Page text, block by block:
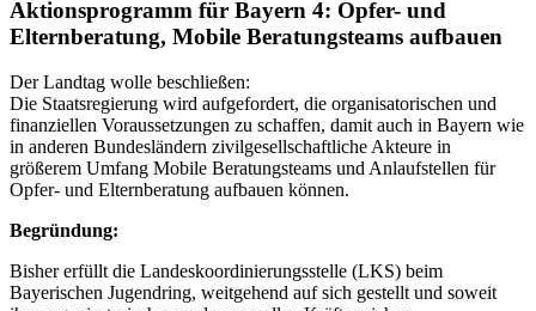
Aktionsprogramm für Bayern 4: Opfer- und
Elternberatung, Mobile Beratungsteams aufbauen
Der Landtag wolle beschließen:
Die Staatsregierung wird aufgefordert, die organisatorischen und
finanziellen Voraussetzungen zu schaffen, damit auch in Bayern wie
in anderen Bundesländern zivilgesellschaftliche Akteure in
größerem Umfang Mobile Beratungsteams und Anlaufstellen für
Opfer- und Elternberatung aufbauen können.
Begründung:
Bisher erfüllt die Landeskoordinierungsstelle (LKS) beim
Bayerischen Jugendring, weitgehend auf sich gestellt und soweit